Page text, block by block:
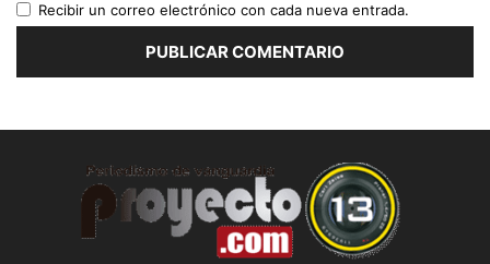
Recibir un correo electrónico con cada nueva entrada.